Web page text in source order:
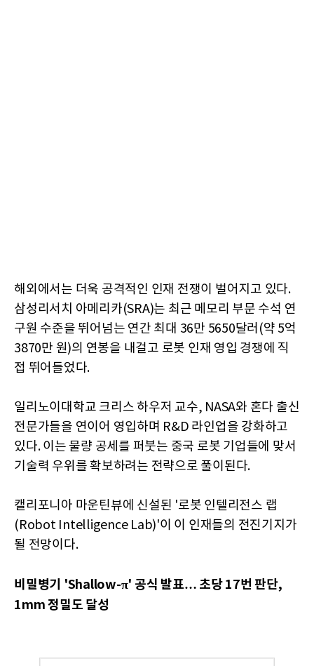
해외에서는 더욱 공격적인 인재 전쟁이 벌어지고 있다.
삼성리서치 아메리카(SRA)는 최근 메모리 부문 수석 연
구원 수준을 뛰어넘는 연간 최대 36만 5650달러(약 5억
3870만 원)의 연봉을 내걸고 로봇 인재 영입 경쟁에 직
접 뛰어들었다.
일리노이대학교 크리스 하우저 교수, NASA와 혼다 출신
전문가들을 연이어 영입하며 R&D 라인업을 강화하고
있다. 이는 물량 공세를 퍼붓는 중국 로봇 기업들에 맞서
기술력 우위를 확보하려는 전략으로 풀이된다.
캘리포니아 마운틴뷰에 신설된 '로봇 인텔리전스 랩
(Robot Intelligence Lab)'이 이 인재들의 전진기지가
될 전망이다.
비밀병기 'Shallow-π' 공식 발표… 초당 17번 판단,
1mm 정밀도 달성